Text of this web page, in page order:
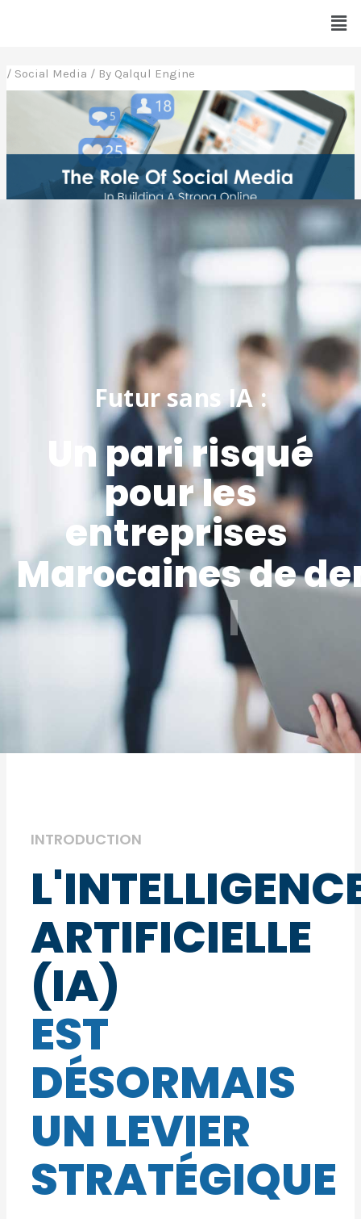
/ Social Media / By Qalqul Engine
Futur sans IA :
Un pari risqué
pour les
entreprises ​
Marocaines de
|
INTRODUCTION ​
ARTIFICIELLE
(IA)
EST
DÉSORMAIS
UN LEVIER
STRATÉGIQUE
navigation